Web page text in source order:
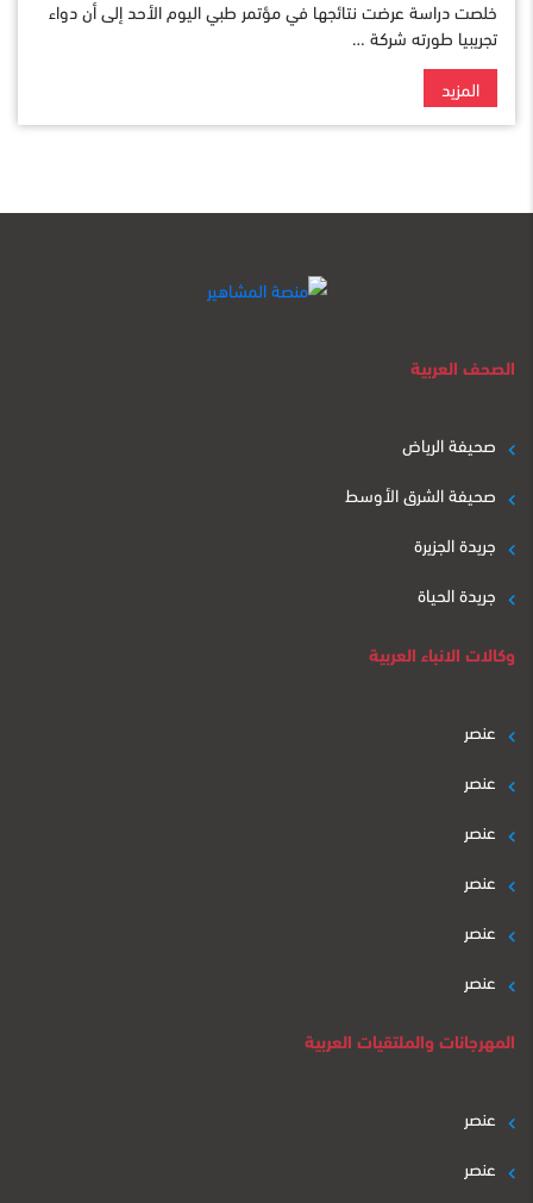
خلصت دراسة عرضت نتائجها في مؤتمر طبي اليوم الأحد إلى أن دواء
تجريبيا طورته شركة …
المزيد
الصحف العربية
صحيفة الرياض
صحيفة الشرق الأوسط
جريدة الجزيرة
جريدة الحياة
وكالات الانباء العربية
عنصر
عنصر
عنصر
عنصر
عنصر
عنصر
المهرجانات والملتقيات العربية
عنصر
عنصر